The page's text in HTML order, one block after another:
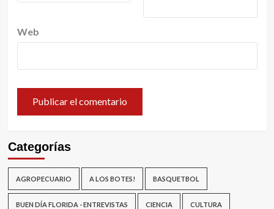
Web
Categorías
AGROPECUARIO A LOS BOTES! BASQUETBOL
BUEN DÍA FLORIDA - ENTREVISTAS CIENCIA CULTURA